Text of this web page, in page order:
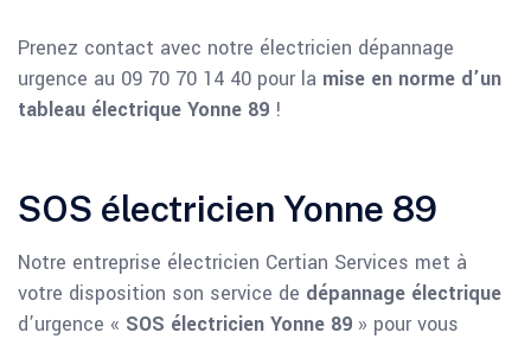
Prenez contact avec notre électricien dépannage
urgence au 09 70 70 14 40 pour la mise en norme d’un
tableau électrique Yonne 89 !
SOS électricien Yonne 89
Notre entreprise électricien Certian Services met à
votre disposition son service de dépannage électrique
d’urgence « SOS électricien Yonne 89 » pour vous